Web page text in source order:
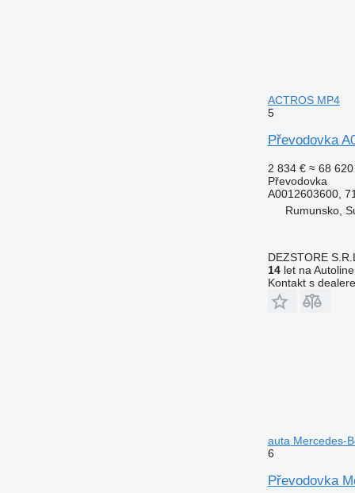
ACTROS MP4
5
Převodovka
2 834 € ≈ 68 620
Převodovka
A0012603600,
Rumunsko,
DEZSTORE S.R.L.
14let na Autoline
Kontakt s
auta Mercedes-
6
Převodovka